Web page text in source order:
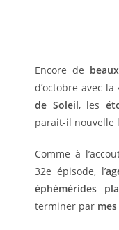
Encore de
d’octobre avec la
de Soleil, les
parait-il nouvelle
Comme à
32e épisode, l’
éphémérides
terminer par